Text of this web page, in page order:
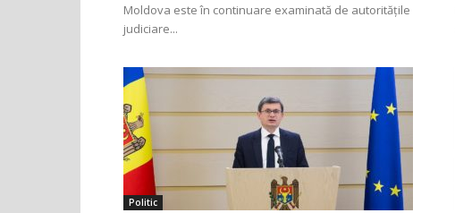
Moldova este în continuare examinată de autoritățile
judiciare...
Politic